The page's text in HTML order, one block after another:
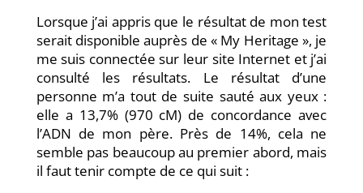
Lorsque j’ai appris que le résultat de mon test
serait disponible auprès de « My Heritage », je
me suis connectée sur leur site Internet et j’ai
consulté les résultats. Le résultat d’une
personne m’a tout de suite sauté aux yeux :
elle a 13,7% (970 cM) de concordance avec
l’ADN de mon père. Près de 14%, cela ne
semble pas beaucoup au premier abord, mais
il faut tenir compte de ce qui suit :